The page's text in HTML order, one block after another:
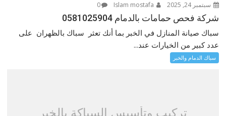
سبتمبر 24, 2025 0
شركة فحص حمامات بالدمام 0581025904
سباك صيانة المنازل في الخبر بما أنك تعثر سباك بالظهران على
عدد كبير من الخيارات عند...
سباك الدمام والخبر
تركيب وتأسيس السباكة بالخبر